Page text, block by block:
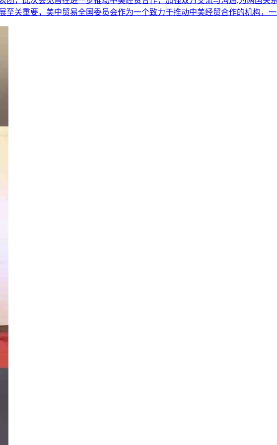
至关重要，美中贸易全国委员会作为一个致力于推动中美经贸合作的机构，